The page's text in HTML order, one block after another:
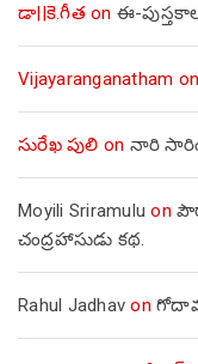
డా||కె.గీత on ఈ-
Vijayaranganatham
సురేఖ పులి on నారి
Moyili Sriramulu on
చంద్రహాసుడు కథ.
Rahul Jadhav on